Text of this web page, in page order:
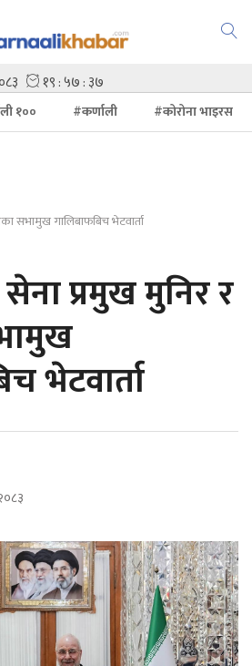
१०० #कर्णाली
#कोरोना भाइरस
सभामुख गालिबाफबिच भेटवार्ता
प्रमुख मुनिर र
भेटवार्ता